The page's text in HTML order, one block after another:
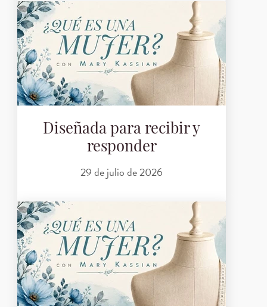
Diseñada para recibir y
responder
29 de julio de 2026